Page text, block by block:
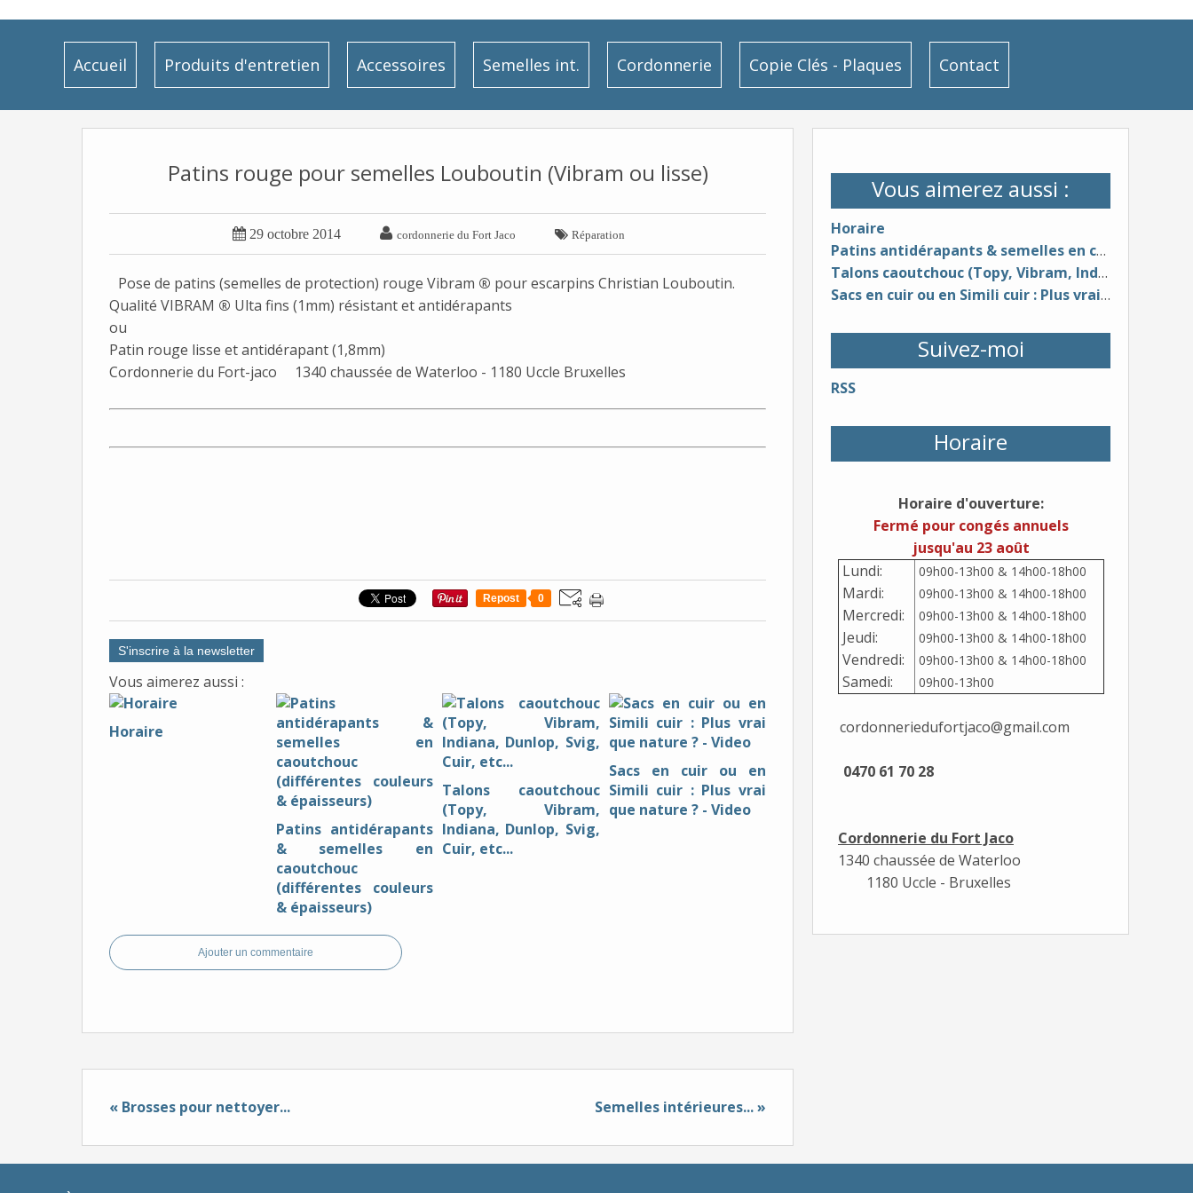
Accueil Produits d'entretien Accessoires Semelles int. Cordonnerie Copie Clés - Plaques Contact
Vous aimerez aussi :
Horaire
Patins antidérapants & semelles en caoutchouc (différentes couleurs & épaisseurs)
Talons caoutchouc (Topy, Vibram, Indiana, Dunlop, Svig, Cuir, etc...
Sacs en cuir ou en Simili cuir : Plus vrai que nature ? - Video
Suivez-moi
RSS
Horaire
Horaire d'ouverture:
Fermé pour congés annuels
jusqu'au 23 août
Lundi:
Mardi:
Mercredi:
Jeudi:
Vendredi:
Samedi:
09h00-13h00 & 14h00-18h00
09h00-13h00 & 14h00-18h00
09h00-13h00 & 14h00-18h00
09h00-13h00 & 14h00-18h00
09h00-13h00 & 14h00-18h00
09h00-13h00
cordonneriedufortjaco@gmail.com
0470 61 70 28
Cordonnerie du Fort Jaco
1340 chaussée de Waterloo
1180 Uccle - Bruxelles
Patins rouge pour semelles Louboutin (Vibram ou lisse)
 29 octobre 2014  cordonnerie du Fort Jaco  Réparation
Pose de patins (semelles de protection) rouge Vibram ® pour escarpins Christian Louboutin.
Qualité VIBRAM ® Ulta fins (1mm) résistant et antidérapants
ou
Patin rouge lisse et antidérapant (1,8mm)
Cordonnerie du Fort-jaco 1340 chaussée de Waterloo - 1180 Uccle Bruxelles
Repost 0
S'inscrire à la newsletter
Vous aimerez aussi :
Horaire
Patins antidérapants
& semelles en
caoutchouc
(différentes couleurs
& épaisseurs)
Talons caoutchouc
(Topy, Vibram,
Indiana, Dunlop, Svig,
Cuir, etc...
Sacs en cuir ou en
Simili cuir : Plus vrai
que nature ? - Video
Ajouter un commentaire
« Brosses pour nettoyer... Semelles intérieures... »